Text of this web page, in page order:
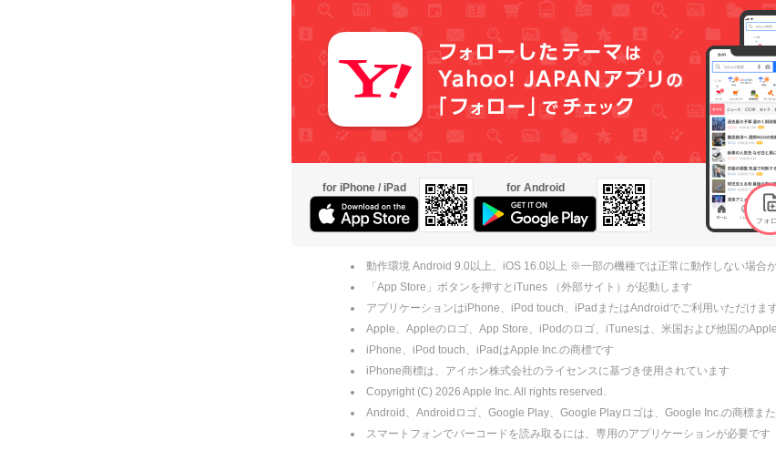
for iPhone / iPad for Android
動作環境 Android 9.0以上、iOS 16.0以上 ※一部の機種では正常に動作しない場合
「App Store」ボタンを押すとiTunes （外部サイト）が起動します
アプリケーションはiPhone、iPod touch、iPadまたはAndroidでご利用いただけま
Apple、Appleのロゴ、App Store、iPodのロゴ、iTunesは、米国および他国の
iPhone、iPod touch、iPadはApple Inc.の商標です
iPhone商標は、アイホン株式会社のライセンスに基づき使用されています
Copyright (C) 2026 Apple Inc. All rights reserved.
Android、Androidロゴ、Google Play、Google Playロゴは、Google Inc.の商標ま
スマートフォンでバーコードを読み取るには、専用のアプリケーションが必要です